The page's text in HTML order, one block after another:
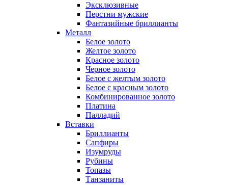
Эксклюзивные
Перстни мужские
Фантазийные бриллианты
Металл
Белое золото
Желтое золото
Красное золото
Черное золото
Белое с желтым золото
Белое с красным золото
Комбинированное золото
Платина
Палладий
Вставки
Бриллианты
Сапфиры
Изумруды
Рубины
Топазы
Танзаниты